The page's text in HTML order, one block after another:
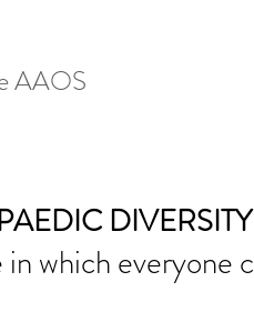
AAOS
which everyone